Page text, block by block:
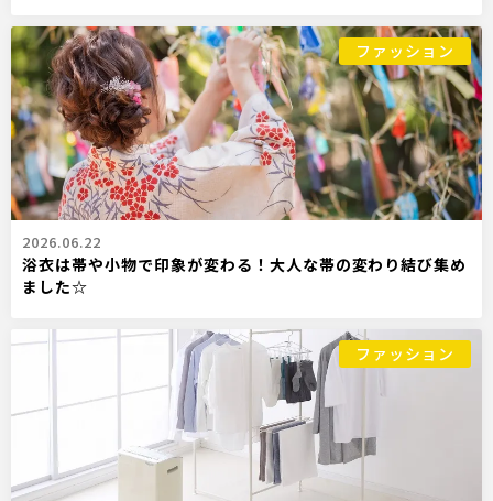
ファッション
2026.06.22
浴衣は帯や小物で印象が変わる！大人な帯の変わり結び集め
ました☆
ファッション